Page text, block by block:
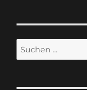
Suchen
nach: